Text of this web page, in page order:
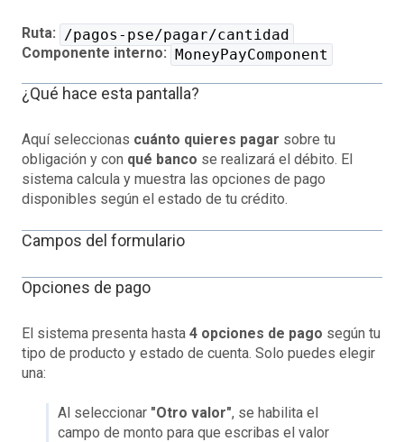
Ruta:
/pagos-pse/pagar/cantidad
Componente interno: MoneyPayComponent
¿Qué hace esta pantalla?
Aquí seleccionas cuánto quieres pagar sobre tu
obligación y con qué banco se realizará el débito. El
sistema calcula y muestra las opciones de pago
disponibles según el estado de tu crédito.
Campos del formulario
Opciones de pago
El sistema presenta hasta 4 opciones de pago según tu
tipo de producto y estado de cuenta. Solo puedes elegir
una:
Al seleccionar "Otro valor", se habilita el
campo de monto para que escribas el valor